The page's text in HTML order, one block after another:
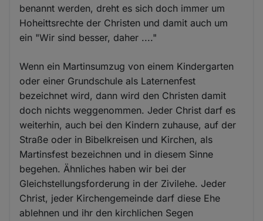
benannt werden, dreht es sich doch immer um
Hoheittsrechte der Christen und damit auch um
ein "Wir sind besser, daher ...."
Wenn ein Martinsumzug von einem Kindergarten
oder einer Grundschule als Laternenfest
bezeichnet wird, dann wird den Christen damit
doch nichts weggenommen. Jeder Christ darf es
weiterhin, auch bei den Kindern zuhause, auf der
Straße oder in Bibelkreisen und Kirchen, als
Martinsfest bezeichnen und in diesem Sinne
begehen. Ähnliches haben wir bei der
Gleichstellungsforderung in der Zivilehe. Jeder
Christ, jeder Kirchengemeinde darf diese Ehe
ablehnen und ihr den kirchlichen Segen